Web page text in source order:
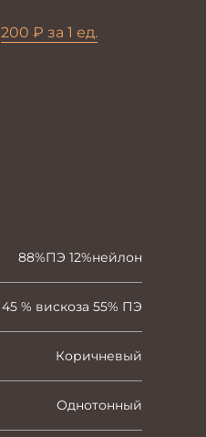
200 ₽ за 1 ед.
88%ПЭ 12%нейлон
45 % вискоза 55% ПЭ
Коричневый
Однотонный